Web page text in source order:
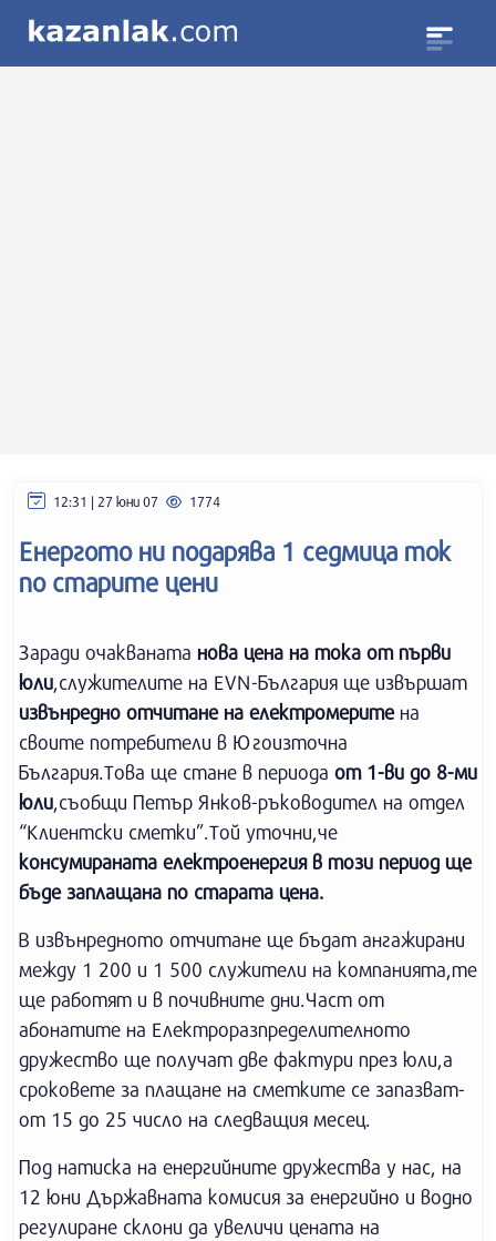
12:31 | 27 юни 07 1774
Енергото ни подарява 1 седмица ток
по старите цени
Заради очакваната нова цена на тока от първи
юли,служителите на EVN-България ще извършат
извънредно отчитане на електромеритена
своите потребители в Югоизточна
България.Това ще стане в периода от 1-ви до 8-ми
юли,съобщи Петър Янков-ръководител на отдел
“Клиентски сметки”.Той уточни,че
консумираната електроенергия в този период ще
бъде заплащана по старата цена.
В извънредното отчитане ще бъдат ангажирани
между 1 200 и 1 500 служители на компанията,те
ще работят и в почивните дни.Част от
абонатите на Електроразпределителното
дружество ще получат две фактури през юли,а
сроковете за плащане на сметките се запазват-
от 15 до 25 число на следващия месец.
Под натиска на енергийните дружества у нас, на
12 юни Държавната комисия за енергийно и водно
регулиране склони да увеличи цената на